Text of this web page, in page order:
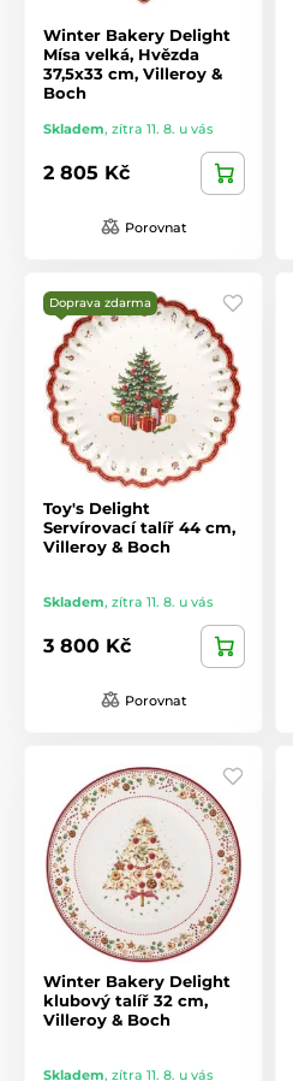
Winter Bakery Delight
Mísa velká, Hvězda
37,5x33 cm, Villeroy &
Boch
Skladem, zítra 11. 8. u vás
2 805 Kč
Porovnat
Doprava zdarma
Toy's Delight
Servírovací talíř 44 cm,
Villeroy & Boch
Skladem, zítra 11. 8. u vás
3 800 Kč
Porovnat
Winter Bakery Delight
klubový talíř 32 cm,
Villeroy & Boch
Skladem, zítra 11. 8. u vás